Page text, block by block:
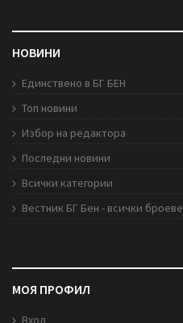
НОВИНИ
Единствено в БГ БЕН
Топ новини
Избор на редактора
Последни новини
Всички категории
Вестник БГ Бен - всички броеве
МОЯ ПРОФИЛ
Вход